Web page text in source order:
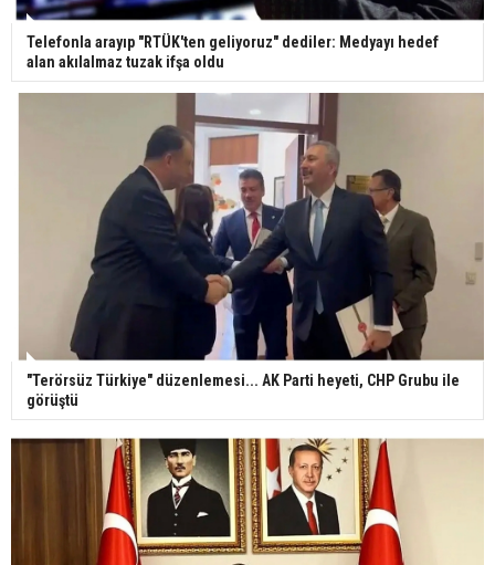
Telefonla arayıp "RTÜK'ten geliyoruz" dediler: Medyayı hedef
alan akılalmaz tuzak ifşa oldu
"Terörsüz Türkiye" düzenlemesi... AK Parti heyeti, CHP Grubu ile
görüştü